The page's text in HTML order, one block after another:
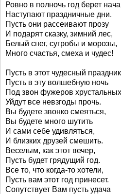
Ровно в полночь год берет
Наступают праздничные дни.
Пусть они рассеивают прозу
И подарят сказку, зимний лес,
Белый снег, сугробы и морозы,
Много счастья, смеха и чудес!
Пусть в этот чудесный
Пусть в эту волшебную ночь
Под звон фужеров хрустальных
Уйдут все невзгоды прочь.
Вы будете звонко смеяться,
Вы будете много шутить
И сами себе удивляться,
И близких друзей смешить.
Веселым, как этот вечер,
Пусть будет грядущий год.
Все то, что когда-то хотели,
Пусть вам этот год принесет.
Сопутствует Вам пусть удача